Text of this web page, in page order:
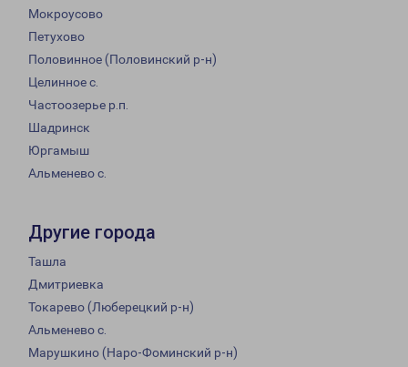
Мокроусово
Петухово
Половинное (Половинский р-н)
Целинное с.
Частоозерье р.п.
Шадринск
Юргамыш
Альменево с.
Другие города
Ташла
Дмитриевка
Токарево (Люберецкий р-н)
Альменево с.
Марушкино (Наро-Фоминский р-н)